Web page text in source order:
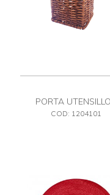
PORTA
COD: 1204101